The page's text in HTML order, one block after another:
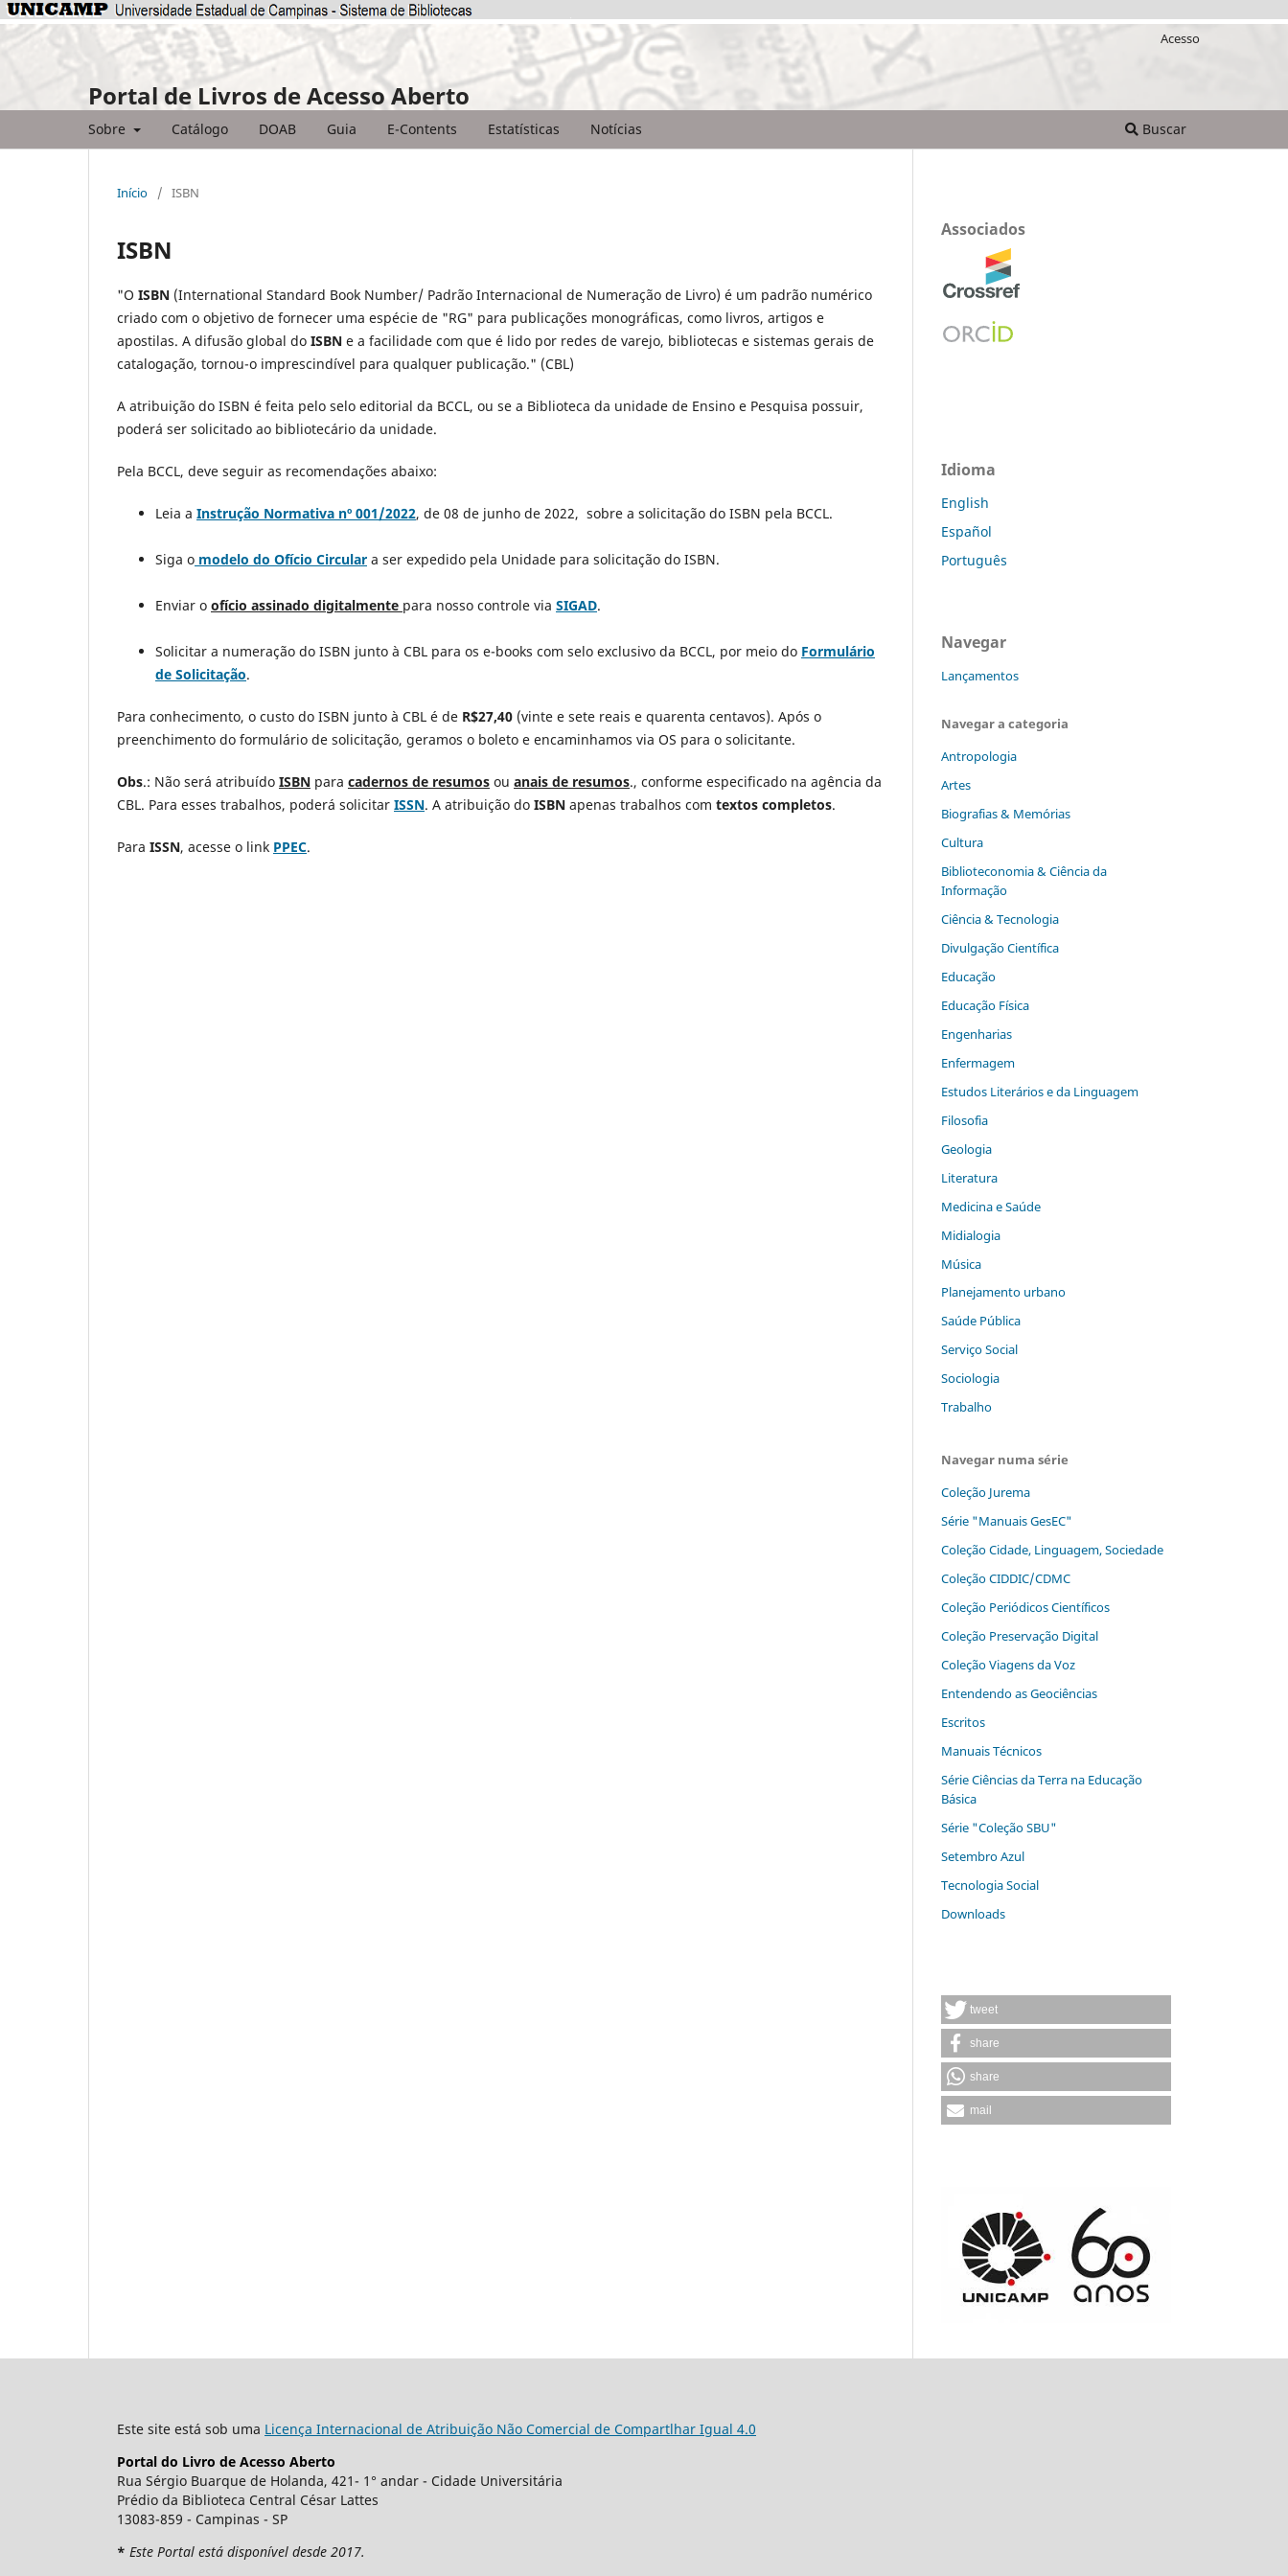
Portal de Livros de Acesso Aberto
Sobre Catálogo DOAB Guia E-Contents Estatísticas Notícias Buscar
Acesso
Início / ISBN
ISBN
"O ISBN (International Standard Book Number/ Padrão Internacional de Numeração de Livro) é um padrão numérico
criado com o objetivo de fornecer uma espécie de "RG" para publicações monográficas, como livros, artigos e
apostilas. A difusão global do ISBN e a facilidade com que é lido por redes de varejo, bibliotecas e sistemas gerais de
catalogação, tornou-o imprescindível para qualquer publicação." (CBL)
A atribuição do ISBN é feita pelo selo editorial da BCCL, ou se a Biblioteca da unidade de Ensino e Pesquisa possuir,
poderá ser solicitado ao bibliotecário da unidade.
Pela BCCL, deve seguir as recomendações abaixo:
Leia a Instrução Normativa nº 001/2022, de 08 de junho de 2022, sobre a solicitação do ISBN pela BCCL.
Siga o modelo do Ofício Circular a ser expedido pela Unidade para solicitação do ISBN.
Enviar o ofício assinado digitalmente para nosso controle via SIGAD.
Solicitar a numeração do ISBN junto à CBL para os e-books com selo exclusivo da BCCL, por meio do Formulário
de Solicitação.
Para conhecimento, o custo do ISBN junto à CBL é de R$27,40 (vinte e sete reais e quarenta centavos). Após o
preenchimento do formulário de solicitação, geramos o boleto e encaminhamos via OS para o solicitante.
Obs.: Não será atribuído ISBN para cadernos de resumos ou anais de resumos., conforme especificado na agência da
CBL. Para esses trabalhos, poderá solicitar ISSN. A atribuição do ISBN apenas trabalhos com textos completos.
Para ISSN, acesse o link PPEC.
Associados
Idioma
English
Español
Português
Navegar
Lançamentos
Navegar a categoria
Antropologia
Artes
Biografias & Memórias
Cultura
Biblioteconomia & Ciência da
Informação
Ciência & Tecnologia
Divulgação Científica
Educação
Educação Física
Engenharias
Enfermagem
Estudos Literários e da Linguagem
Filosofia
Geologia
Literatura
Medicina e Saúde
Midialogia
Música
Planejamento urbano
Saúde Pública
Serviço Social
Sociologia
Trabalho
Navegar numa série
Coleção Jurema
Série "Manuais GesEC"
Coleção Cidade, Linguagem, Sociedade
Coleção CIDDIC/CDMC
Coleção Periódicos Científicos
Coleção Preservação Digital
Coleção Viagens da Voz
Entendendo as Geociências
Escritos
Manuais Técnicos
Série Ciências da Terra na Educação
Básica
Série "Coleção SBU"
Setembro Azul
Tecnologia Social
Downloads
tweet
share
share
mail
Este site está sob uma Licença Internacional de Atribuição Não Comercial de Compartlhar Igual 4.0
Portal do Livro de Acesso Aberto
Rua Sérgio Buarque de Holanda, 421- 1° andar - Cidade Universitária
Prédio da Biblioteca Central César Lattes
13083-859 - Campinas - SP
* Este Portal está disponível desde 2017.